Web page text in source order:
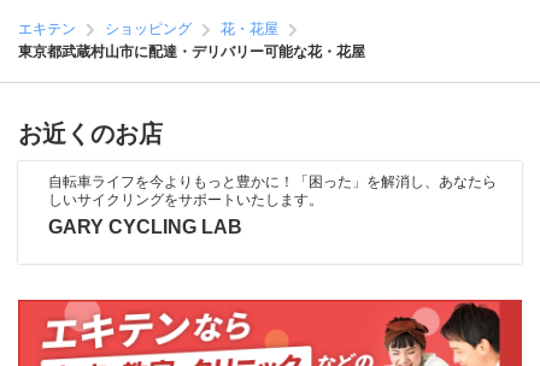
エキテン ショッピング
花・花屋
東京都武蔵村山市に配達・デリバリー可能な花・花屋
お近くのお店
自転車ライフを今よりもっと豊かに！「困った」を解消し、あなたら
しいサイクリングをサポートいたします。
GARY CYCLING LAB